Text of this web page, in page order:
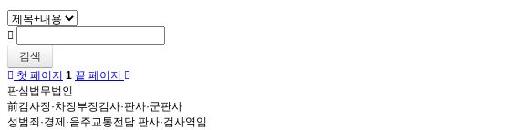
검색
첫 페이지 1 끝 페이지
판심법무법인
前검사장·차장부장검사·판사·군판사
성범죄·경제·음주교통전담 판사·검사역임